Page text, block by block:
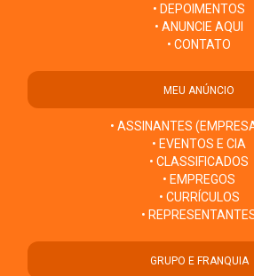
• DEPOIMENTOS
• ANUNCIE AQUI
• CONTATO
MEU ANÚNCIO
• ASSINANTES
• EVENTOS E CIA
• CLASSIFICADOS
• EMPREGOS
• CURRÍCULOS
•
GRUPO E FRANQUIA